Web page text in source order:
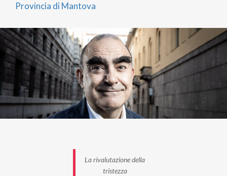
Provincia di Mantova
La rivalutazione della
tristezza